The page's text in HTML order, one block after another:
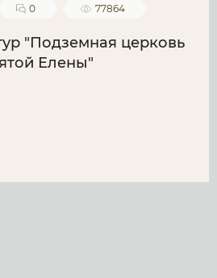
0 77864
"Подземная церковь
Елены"